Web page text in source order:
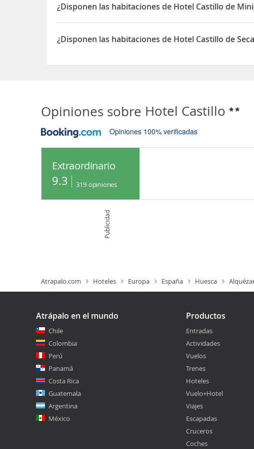
¿Disponen las habitaciones de Hotel Castillo de
Sí, las habitaciones del Hotel Castillo disponen de Mini-
¿Disponen las habitaciones de Hotel Castillo de
Opiniones sobre Hotel Castillo
Opiniones 100% verificadas
Extraordinario
9.3 319 opiniones
Publicidad
Atrapalo.com Hoteles Europa España Huesca
Atrápalo en el mundo
Chile
Colombia
Perú
Panamá
Costa Rica
Guatemala
Argentina
México
Productos
Entradas
Actividades
Vuelos
Trenes
Hoteles
Vuelo+Hotel
Viajes
Escapadas
Cruceros
Coches